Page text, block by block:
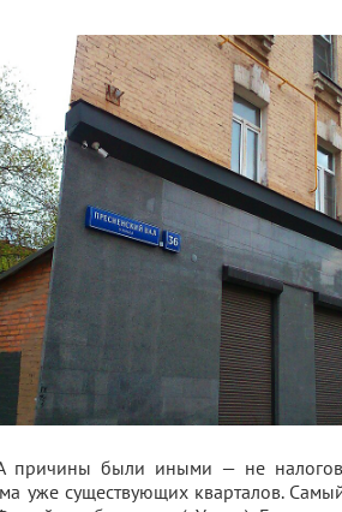
были иными — не
уже существующих кварталов.